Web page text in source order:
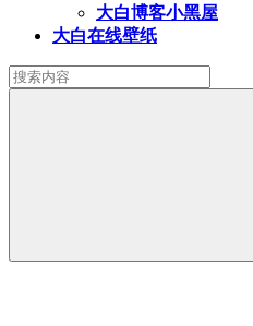
大白博客小黑屋
大白在线壁纸